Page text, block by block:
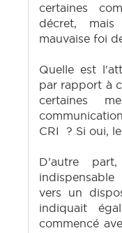
certaines
décret,
mauvaise foi
Quelle est
par rapport à
certaines
CRI ? Si oui,
D’autre
vers un
indiquait
commencé